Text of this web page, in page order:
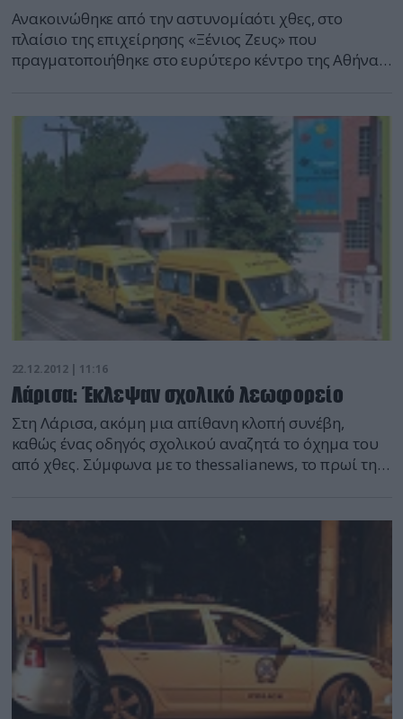
Ανακοινώθηκε από την αστυνομίαότι χθες, στο
πλαίσιο της επιχείρησης «Ξένιος Ζευς» που
πραγματοποιήθηκε στο ευρύτερο κέντρο της Αθήνας,
Γενικής Αστυνομικής Διεύθυνσης Αττικής. • Ελέγχθηκε
ένα νυχτερινό κέντρο και συνελήφθησαν τρεις (3)
ημεδαποί και δύο (2) αλλοδαπές για παραβάσεις περί
ηθών κ.α. • Κινήθηκε διαδικασία […]
22.12.2012 | 11:16
Λάρισα: Έκλεψαν σχολικό λεωφορείο
Στη Λάρισα, ακόμη μια απίθανη κλοπή συνέβη,
καθώς ένας οδηγός σχολικού αναζητά το όχημα του
από χθες. Σύμφωνα με το thessalianews, το πρωί της
οποίο ήταν σταθμευμένο έξω από την οικία του
54χρονου οδηγού του. Τμήμα ειδήσεων
defencenet.gr